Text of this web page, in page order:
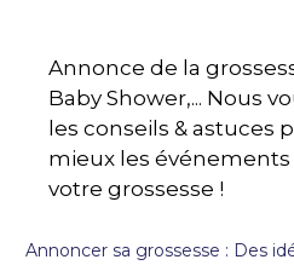
Annonce de la
Baby Shower,... Nous
les conseils & astuces
mieux les
votre grossesse !